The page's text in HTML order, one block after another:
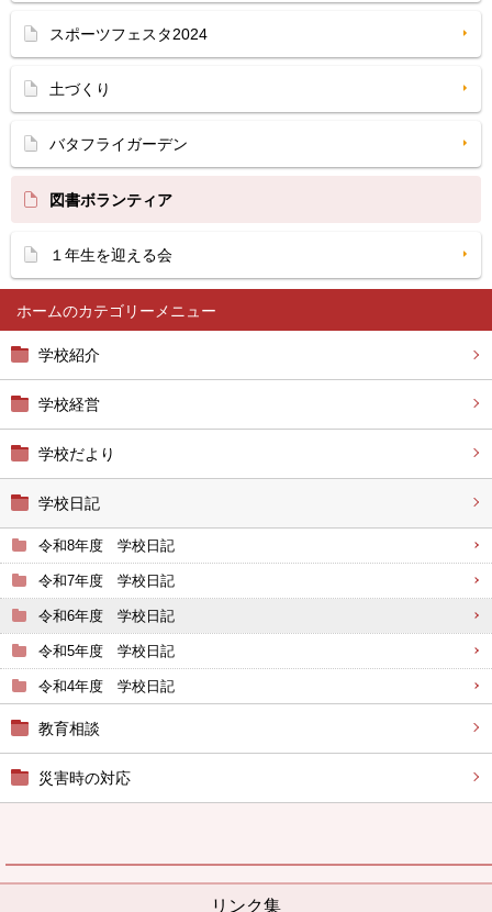
ホーム
学校紹介
学校経営
学校だより
学校日記
令和8年度 学校日記
令和7年度 学校日記
令和6年度 学校日記
令和5年度 学校日記
令和4年度 学校日記
教育相談
災害時の対応
リンク集
スポーツフェスタ2024
土づくり
バタフライガーデン
図書ボランティア
１年生を迎える会